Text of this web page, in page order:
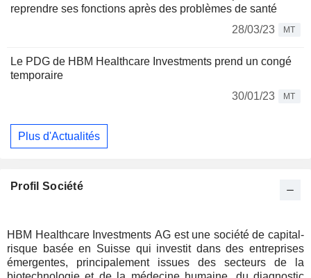
reprendre ses fonctions après des problèmes de santé
28/03/23
MT
Le PDG de HBM Healthcare Investments prend un congé
temporaire
30/01/23
MT
Plus d'Actualités
Profil Société
HBM Healthcare Investments AG est une société de capital-
risque basée en Suisse qui investit dans des entreprises
émergentes, principalement issues des secteurs de la